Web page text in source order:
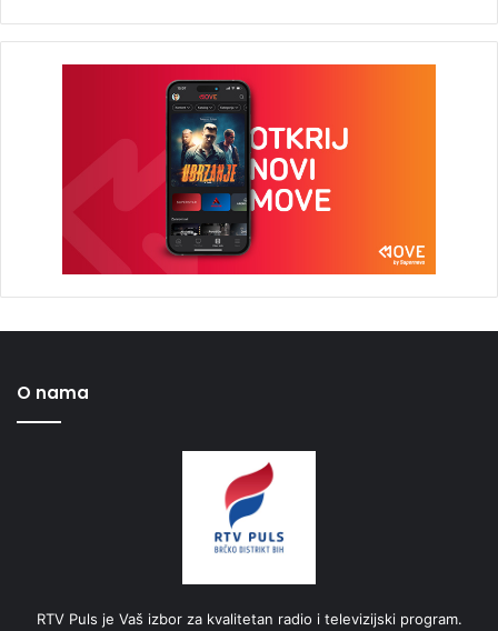
O nama
RTV Puls je Vaš izbor za kvalitetan radio i televizijski program.